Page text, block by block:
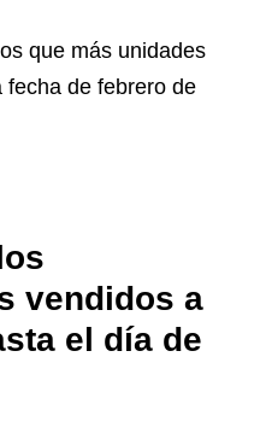
vendidos a
el día de